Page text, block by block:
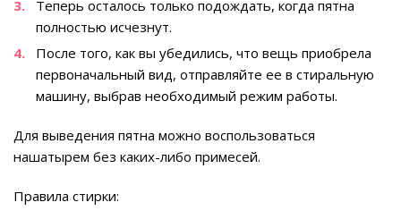
Теперь осталось только подождать, когда пятна
полностью исчезнут.
После того, как вы убедились, что вещь приобрела
первоначальный вид, отправляйте ее в стиральную
машину, выбрав необходимый режим работы.
Для выведения пятна можно воспользоваться
нашатырем без каких-либо примесей.
Правила стирки: